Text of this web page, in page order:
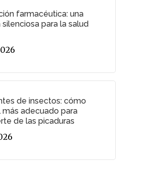
farmacéutica: una
silenciosa para la salud
de insectos: cómo
más adecuado para
de las picaduras
La Voz De